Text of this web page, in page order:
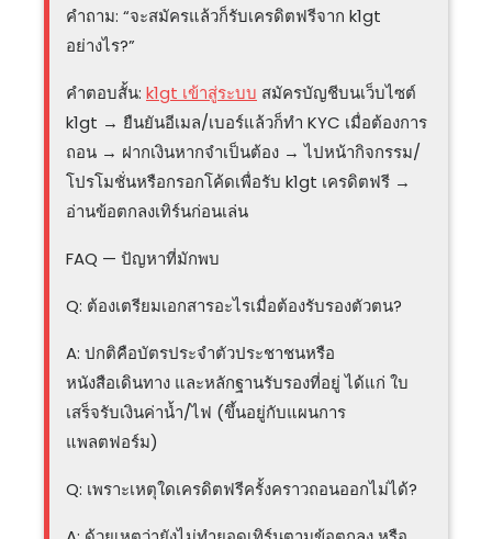
คำถาม: “จะสมัครแล้วก็รับเครดิตฟรีจาก k1gt
อย่างไร?”
คำตอบสั้น: k1gt เข้าสู่ระบบ สมัครบัญชีบนเว็บไซต์
k1gt → ยืนยันอีเมล/เบอร์แล้วก็ทำ KYC เมื่อต้องการ
ถอน → ฝากเงินหากจำเป็นต้อง → ไปหน้ากิจกรรม/
โปรโมชั่นหรือกรอกโค้ดเพื่อรับ k1gt เครดิตฟรี →
อ่านข้อตกลงเทิร์นก่อนเล่น
FAQ — ปัญหาที่มักพบ
Q: ต้องเตรียมเอกสารอะไรเมื่อต้องรับรองตัวตน?
A: ปกติคือบัตรประจำตัวประชาชนหรือ
หนังสือเดินทาง และหลักฐานรับรองที่อยู่ ได้แก่ ใบ
เสร็จรับเงินค่าน้ำ/ไฟ (ขึ้นอยู่กับแผนการ
แพลตฟอร์ม)
Q: เพราะเหตุใดเครดิตฟรีครั้งคราวถอนออกไม่ได้?